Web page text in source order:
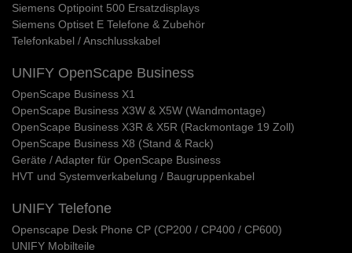
Siemens Optipoint 500 Ersatzdisplays
Siemens Optiset E Telefone & Zubehör
Telefonkabel / Anschlusskabel
UNIFY OpenScape Business
OpenScape Business X1
OpenScape Business X3W & X5W (Wandmontage)
OpenScape Business X3R & X5R (Rackmontage 19 Zoll)
OpenScape Business X8 (Stand & Rack)
Geräte / Adapter für OpenScape Business
HVT und Systemverkabelung / Baugruppenkabel
UNIFY Telefone
Openscape Desk Phone CP (CP200 / CP400 / CP600)
UNIFY Mobilteile